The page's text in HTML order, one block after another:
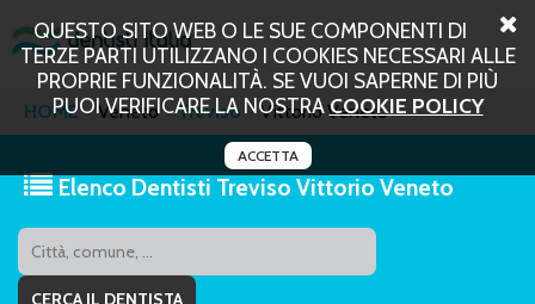
QUESTO SITO WEB O LE SUE COMPONENTI DI
TERZE PARTI UTILIZZANO I COOKIES NECESSARI ALLE
PROPRIE FUNZIONALITÀ. SE VUOI SAPERNE DI PIÙ
PUOI VERIFICARE LA NOSTRACOOKIE POLICY
ACCETTA
HOME Veneto Treviso Vittorio Veneto
Elenco Dentisti Treviso Vittorio Veneto